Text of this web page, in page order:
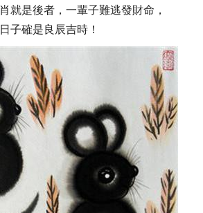
就是後者，一輩子難逃發財命，
子確是良辰吉時！